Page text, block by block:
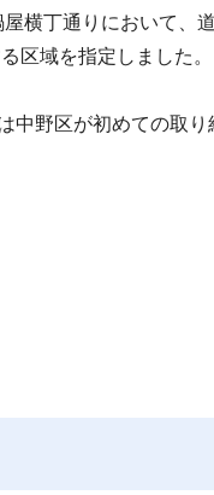
横丁通りにおいて、
区域を指定しました
野区が初めての取り